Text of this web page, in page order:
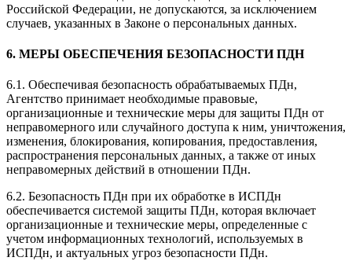
Российской Федерации, не допускаются, за исключением
случаев, указанных в Законе о персональных данных.
6. МЕРЫ ОБЕСПЕЧЕНИЯ БЕЗОПАСНОСТИ ПДН
6.1. Обеспечивая безопасность обрабатываемых ПДн,
Агентство принимает необходимые правовые,
организационные и технические меры для защиты ПДн от
неправомерного или случайного доступа к ним, уничтожения,
изменения, блокирования, копирования, предоставления,
распространения персональных данных, а также от иных
неправомерных действий в отношении ПДн.
6.2. Безопасность ПДн при их обработке в ИСПДн
обеспечивается системой защиты ПДн, которая включает
организационные и технические меры, определенные с
учетом информационных технологий, используемых в
ИСПДн, и актуальных угроз безопасности ПДн.